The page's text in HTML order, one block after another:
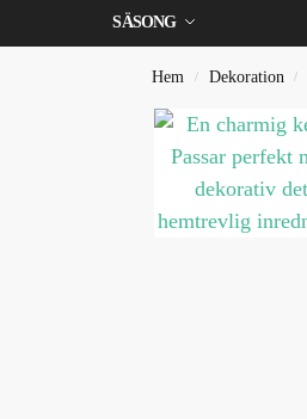
SÄSONG
Hem / Dekoration /